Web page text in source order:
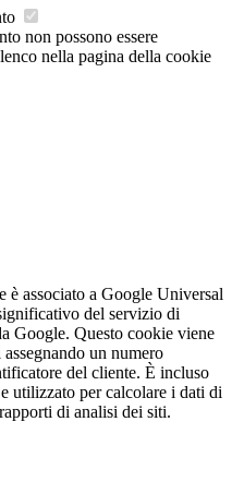
non possono essere
nella pagina della cookie
è associato a Google Universal
del servizio di
Google. Questo cookie viene
un numero
del cliente. È incluso
utilizzato per calcolare i dati di
di analisi dei siti.